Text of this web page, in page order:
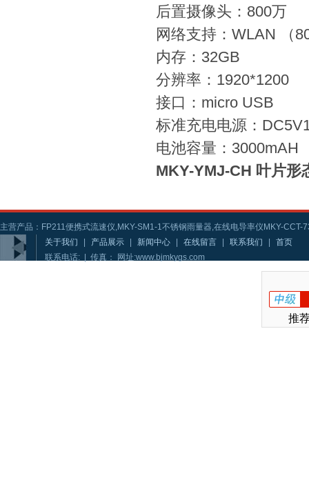
后置摄像头：800万
网络支持：WLAN （
内存：32GB
分辨率：1920*1200
接口：micro USB
标准充电电源：
电池容量：3000mAH
MKY-YMJ-CH 叶片形
主营产品：FP211便携式流速仪,MKY-SM1-1不锈钢雨量器,在线电导率仪MKY-CCT-
关于我们
产品展示 新闻中心 在线留言 联系我们
首页
联系电话: | 传真： 网址:www.bjmkygs.com
推